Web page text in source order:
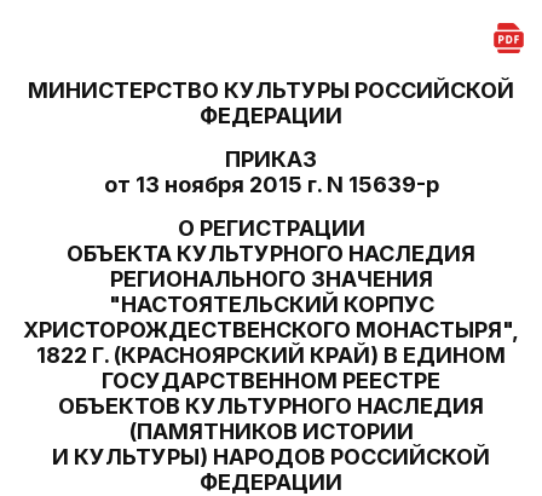
МИНИСТЕРСТВО КУЛЬТУРЫ РОССИЙСКОЙ
ФЕДЕРАЦИИ
ПРИКАЗ
от 13 ноября 2015 г. N 15639-р
О РЕГИСТРАЦИИ
ОБЪЕКТА КУЛЬТУРНОГО НАСЛЕДИЯ
РЕГИОНАЛЬНОГО ЗНАЧЕНИЯ
"НАСТОЯТЕЛЬСКИЙ КОРПУС
ХРИСТОРОЖДЕСТВЕНСКОГО МОНАСТЫРЯ",
1822 Г. (КРАСНОЯРСКИЙ КРАЙ) В ЕДИНОМ
ГОСУДАРСТВЕННОМ РЕЕСТРЕ
ОБЪЕКТОВ КУЛЬТУРНОГО НАСЛЕДИЯ
(ПАМЯТНИКОВ ИСТОРИИ
И КУЛЬТУРЫ) НАРОДОВ РОССИЙСКОЙ
ФЕДЕРАЦИИ